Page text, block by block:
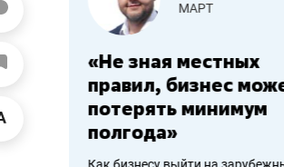
работа
МАРТ
«Не зная местных
правил, бизнес
потерять минимум
полгода»